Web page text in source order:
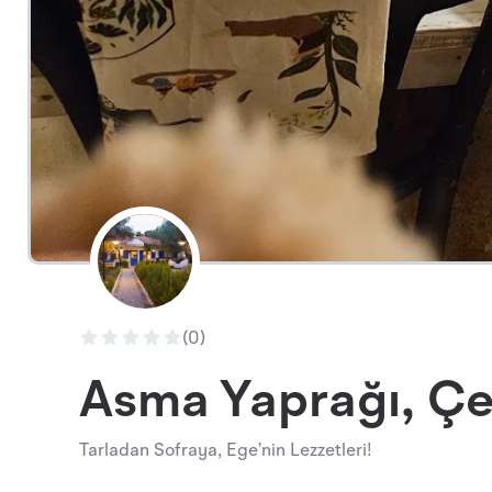
(0)
Asma Yaprağı,
Tarladan Sofraya, Ege’nin Lezzetleri!